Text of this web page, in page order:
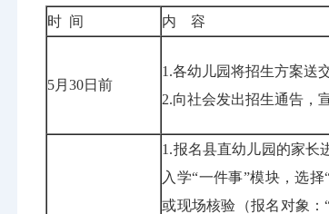
时 间
内 容
5月30日前
1.各幼儿园将招生方案送
2.向社会发出招生通告，
1.报名县直幼儿园的家长
入学“一件事”模块，选
或现场核验（报名对象：